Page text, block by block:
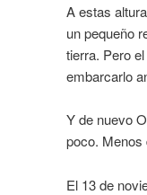
A estas
un pequeño
tierra. Pero
embarcarlo
Y de nuevo
poco. Menos
El 13 de